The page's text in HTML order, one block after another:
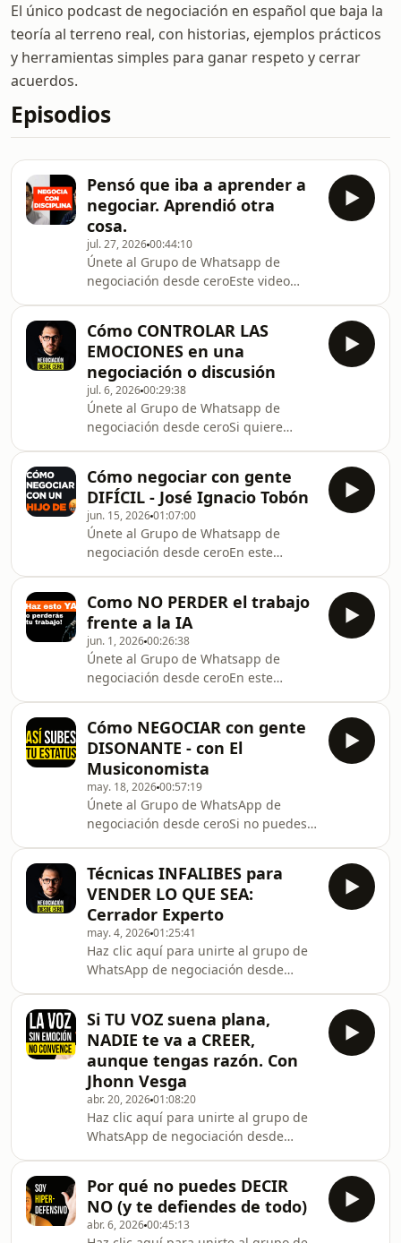
El único podcast de negociación en español que baja la
teoría al terreno real, con historias, ejemplos prácticos
y herramientas simples para ganar respeto y cerrar
acuerdos.
Episodios
Pensó que iba a aprender a
negociar. Aprendió otra
cosa.
jul. 27, 202600:44:10
Únete al Grupo de Whatsapp⁠⁠⁠⁠⁠⁠⁠⁠ de
negociación desde ceroEste video
negociar y terminó descubriendo algo
mucho más profundo de lo que
esperaba. No es teoría ni una técnica
más: es lo que realmente pasa
cuando alguien se enfrenta a sus
propios patrones de evitar el conflicto.
Si alguna vez sintió que el problema
no era la falta de her
Cómo CONTROLAR LAS
EMOCIONES en una
negociación o discusión
jul. 6, 202600:29:38
Únete al Grupo de Whatsapp⁠⁠⁠⁠⁠⁠⁠⁠ de
negociación desde ceroSi quiere
Negociación — 5 sesiones
individualesLo escucho, analizo su
perfil y construimos un programa
basado en sus situaciones reales.
Trabajamos los dos en videollamada:
identificamos sus debilidades,
desarrollamos sus fortalezas, creamos
casos y hacemos simulaci
Cómo negociar con gente
DIFÍCIL - José Ignacio Tobón
jun. 15, 202601:07:00
Únete al ⁠⁠Grupo de Whatsapp⁠⁠⁠⁠⁠⁠⁠⁠⁠⁠ de
negociación desde ceroEn este
Tobón.Conecta con José I.
Tobónhttps://joseitobon.com/https://
hl=enEn este episodio aprenderás por
qué conectar con las personas evita
que la IA nos quite el trabajo y cómo
se conecta de manera sistemática.
Reserve su primera
Como NO PERDER el trabajo
frente a la IA
jun. 1, 202600:26:38
Únete al Grupo de Whatsapp⁠⁠⁠⁠⁠⁠⁠⁠ de
negociación desde ceroEn este
quite el trabajo y cómo se conecta de
manera sistemática. Reserve su
primera
sesión:⁠www.simonjosueperez.com/clases-
de-negociacion⁠Consultoría para una
negociación puntualTiene una
negociación importante próxima y
necesita un plan claro. En una hora
definimo
Cómo NEGOCIAR con gente
DISONANTE - con El
Musiconomista
may. 18, 202600:57:19
Únete al Grupo de WhatsApp⁠⁠⁠⁠⁠⁠⁠⁠ de
negociación desde ceroSi no puedes
conversación. Ricardo Gómez Garzón,
“El Musiconomista” explicará qué es
realmente escuchar y cómo se puede
influir desde la escucha. También
exploraremos el juego del estatus y
cómo manejarlo en las
negociaciones. Conecta con El
MusiconomistaTikTok: www.tikto
Técnicas INFALIBES para
VENDER LO QUE SEA:
Cerrador Experto
may. 4, 202601:25:41
Haz clic aquí para unirte al ⁠⁠grupo de
WhatsApp⁠⁠ de negociación desde
mejor vendedor. Tips de ventas y
negociación para todo el mundo. La
venta es una de las habilidades más
necesarias del mundo moderno.
Aprende de uno de los mejores, Javier
Cubas. Conecta con JavierTikTok de
Javier:
https://www.tiktok.com/@javiercubasoficialConecta
con
Si TU VOZ suena plana,
NADIE te va a CREER,
aunque tengas razón. Con
Jhonn Vesga
abr. 20, 202601:08:20
Haz clic aquí para unirte al ⁠grupo de
WhatsApp⁠ de negociación desde
episodio, Jhonn Vesga — actor de voz
y coach de comunicación — me
enseña exactamente cómo entrenar la
Por qué no puedes DECIR
NO (y te defiendes de todo)
abr. 6, 202600:45:13